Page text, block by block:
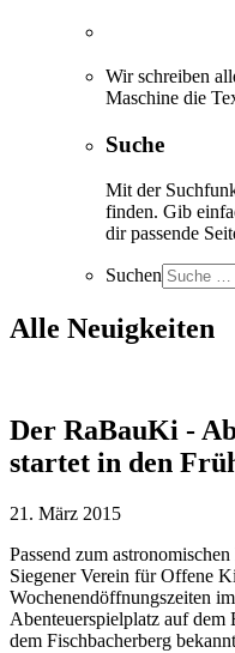
Wir schreiben
Maschine die
Suche
Mit der
finden. Gib
dir passende
Suchen
Alle Neuigkeiten
Der RaBauKi -
startet in den
21. März 2015
Passend zum
Siegener Verein für Offene
Wochenendöffnungszeiten
Abenteuerspielplatz auf
dem Fischbacherberg